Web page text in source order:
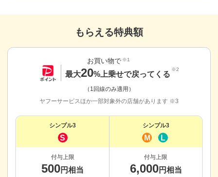
もらえる特典額
お買い物で ※1
最大20%上乗せで戻ってくる
※2
（1回線のみ適用）
ヤフーサービスほか一部対象外の店舗があります ※3
シンプル3
S
シンプル3
M L
付与上限
500円相当
付与上限
6,000円相当